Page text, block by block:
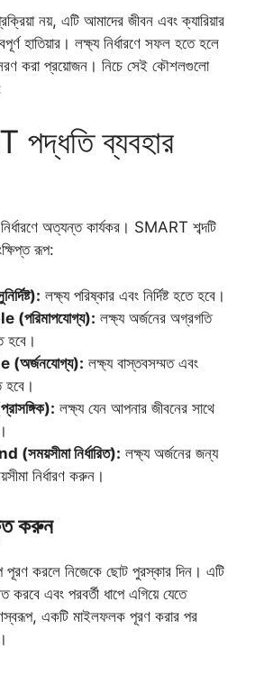
নয়, এটি আমাদের জীবন এবং ক্যারিয়ার
হাতিয়ার। লক্ষ্য নির্ধারণে সফল হতে হলে
করা প্রয়োজন। নিচে সেই কৌশলগুলো
ব্যবহার
অত্যন্ত কার্যকর। SMART শব্দটি
রূপ:
লক্ষ্য পরিষ্কার এবং নির্দিষ্ট হতে হবে।
লক্ষ্য অর্জনের অগ্রগতি
হবে।
লক্ষ্য বাস্তবসম্মত এবং
হবে।
লক্ষ্য যেন আপনার জীবনের সাথে
নির্ধারিত): লক্ষ্য অর্জনের জন্য
নির্ধারণ করুন।
করুন
পূরণ করলে নিজেকে ছোট পুরস্কার দিন। এটি
এবং পরবর্তী ধাপে এগিয়ে যেতে
একটি মাইলফলক পূরণ করার পর